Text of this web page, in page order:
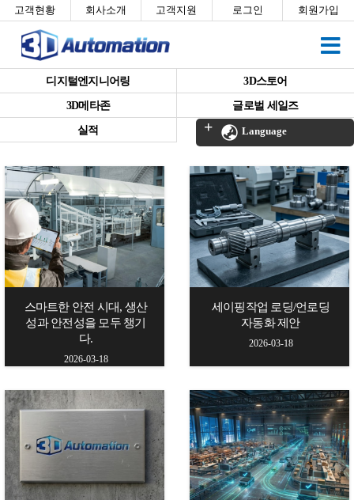
Language
고객현황 회사소개 고객지원 로그인 회원가입
디지털엔지니어링
3D스토어
3D메타존
글로벌 세일즈
실적
스마트한 안전 시대, 생산
성과 안전성을 모두 챙기
다.
2026-03-18
세이핑작업 로딩/언로딩
자동화 제안
2026-03-18